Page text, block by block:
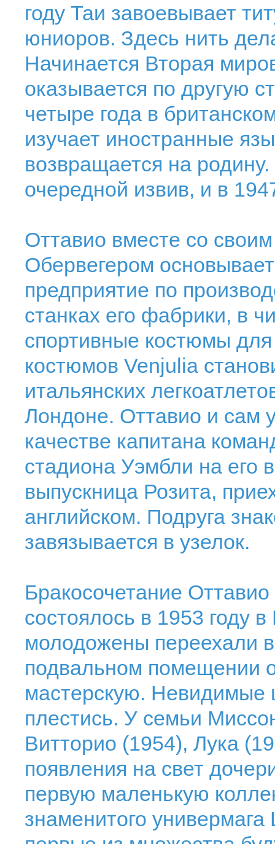
году Таи завоевывает
юниоров. Здесь нить
Начинается Вторая
оказывается по другую
четыре года в
изучает иностранные
возвращается на
очередной извив, и в
Оттавио вместе со
Обервегером
предприятие по
станках его фабрики, в
спортивные костюмы для
костюмов Venjulia
итальянских
Лондоне. Оттавио и сам
качестве капитана
стадиона Уэмбли на его
выпускница Розита,
английском. Подруга
завязывается в узелок.
Бракосочетание
состоялось в 1953 году в
молодожены переехали в
подвальном помещении
мастерскую. Невидимые
плестись. У семьи
Витторио (1954), Лука
появления на свет
первую маленькую
знаменитого